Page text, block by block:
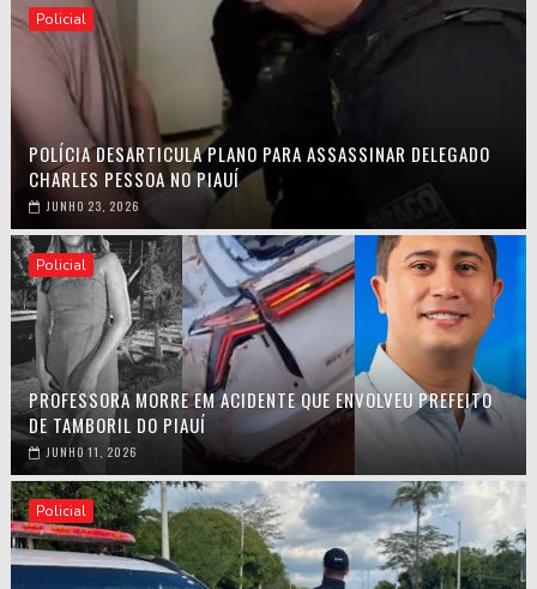
Policial
POLÍCIA DESARTICULA PLANO PARA ASSASSINAR DELEGADO
CHARLES PESSOA NO PIAUÍ
JUNHO 23, 2026
Policial
PROFESSORA MORRE EM ACIDENTE QUE ENVOLVEU PREFEITO
DE TAMBORIL DO PIAUÍ
JUNHO 11, 2026
Policial